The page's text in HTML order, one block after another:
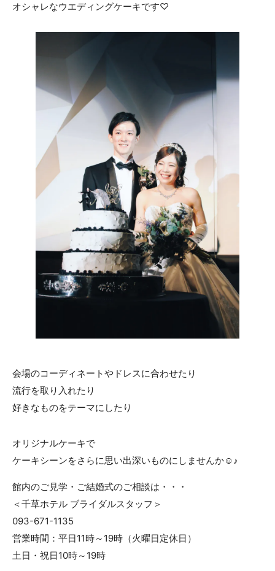
オシャレなウエディングケーキです♡
会場のコーディネートやドレスに合わせたり
流行を取り入れたり
好きなものをテーマにしたり
オリジナルケーキで
ケーキシーンをさらに思い出深いものにしませんか☺♪
館内のご見学・ご結婚式のご相談は・・・
＜千草ホテル ブライダルスタッフ＞
093-671-1135
営業時間：平日11時～19時（火曜日定休日）
土日・祝日10時～19時